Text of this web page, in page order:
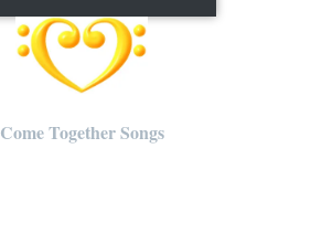
Come Together Songs